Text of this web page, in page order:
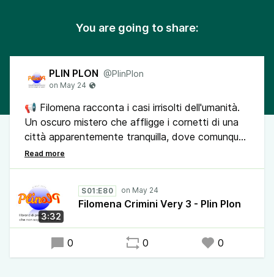
You are going to share:
PLIN PLON @PlinPlon
📢 Filomena racconta i casi irrisolti dell'umanità.
Un oscuro mistero che affligge i cornetti di una
città apparentemente tranquilla, dove comunque
per il resto si mangia bene.
brioche e nessuno si farà male.
🔔Condividi il podcast Plin Plon, il brand di
prodotti e servizi che non sapevi di volere. Sarà
3:32
S01:E80
Filomena Crimini Very 3 - Plin Plon
0 0 0